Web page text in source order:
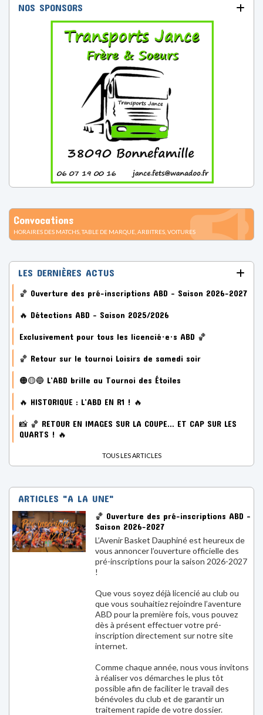
NOS SPONSORS
Convocations
HORAIRES DES MATCHS, TABLE DE MARQUE, ARBITRES, VOITURES
LES DERNIÈRES ACTUS
🏀 Ouverture des pré-inscriptions ABD – Saison 2026-2027
🔥 Détections ABD – Saison 2025/2026
Exclusivement pour tous les licencié·e·s ABD 🏀
🏀 Retour sur le tournoi Loisirs de samedi soir
🟠🟡🔵 L’ABD brille au Tournoi des Étoiles
🔥 HISTORIQUE : L’ABD EN R1 ! 🔥
📸 🏀 RETOUR EN IMAGES SUR LA COUPE… ET CAP SUR LES
QUARTS ! 🔥
TOUS LES ARTICLES
ARTICLES "A LA UNE"
🏀 Ouverture des pré-inscriptions ABD –
Saison 2026-2027
L’Avenir Basket Dauphiné est heureux de
vous annoncer l’ouverture officielle des
pré-inscriptions pour la saison 2026-2027
!
Que vous soyez déjà licencié au club ou
que vous souhaitiez rejoindre l’aventure
ABD pour la première fois, vous pouvez
dès à présent effectuer votre pré-
inscription directement sur notre site
internet.
Comme chaque année, nous vous invitons
à réaliser vos démarches le plus tôt
possible afin de faciliter le travail des
bénévoles du club et de garantir un
traitement rapide de votre dossier.